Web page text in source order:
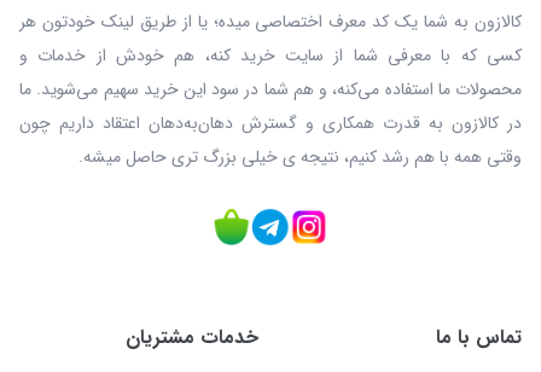
کالازون به شما یک کد معرف اختصاصی میده؛ یا از طریق لینک خودتون هر
کسی که با معرفی شما از سایت خرید کنه، هم خودش از خدمات و
محصولات ما استفاده می‌کنه، و هم شما در سود این خرید سهیم می‌شوید. ما
در کالازون به قدرت همکاری و گسترش دهان‌به‌دهان اعتقاد داریم چون
وقتی همه با هم رشد کنیم، نتیجه ی خیلی بزرگ‌ تری حاصل میشه.
تماس با ما خدمات مشتریان